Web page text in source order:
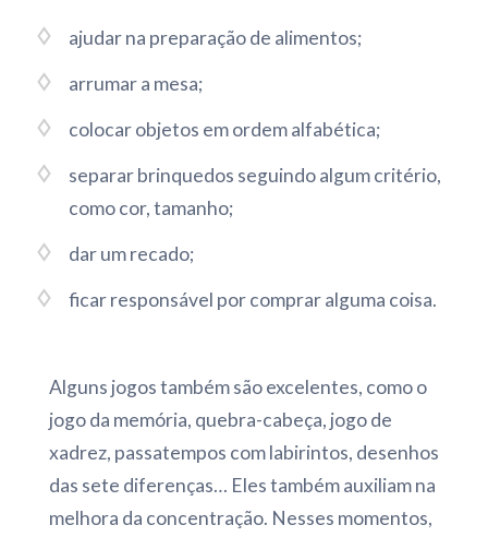
ajudar na preparação de alimentos;
arrumar a mesa;
colocar objetos em ordem alfabética;
separar brinquedos seguindo algum critério,
como cor, tamanho;
dar um recado;
ficar responsável por comprar alguma coisa.
Alguns jogos também são excelentes, como o
jogo da memória, quebra-cabeça, jogo de
xadrez, passatempos com labirintos, desenhos
das sete diferenças… Eles também auxiliam na
melhora da concentração. Nesses momentos,